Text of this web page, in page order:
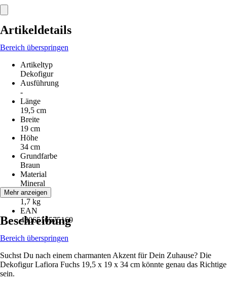
Artikeldetails
Bereich überspringen
Artikeltyp
Dekofigur
Ausführung
-
Länge
19,5 cm
Breite
19 cm
Höhe
34 cm
Grundfarbe
Braun
Material
Mineral
Gewicht
1,7 kg
EAN
4306516575169
Mehr anzeigen
Beschreibung
Bereich überspringen
Suchst Du nach einem charmanten Akzent für Dein Zuhause? Die
Dekofigur Lafiora Fuchs 19,5 x 19 x 34 cm könnte genau das Richtige
sein.